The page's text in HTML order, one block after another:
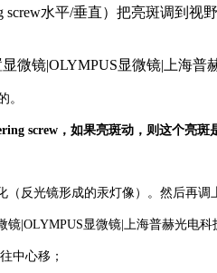
水平/垂直）把亮斑调到视
。
screw，如果亮斑动，则这个亮斑
反光镜形成的汞灯像）。然后再
中心移；